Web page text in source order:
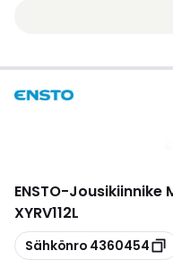
ENSTO-Jousikiinnike
XYRV112L
Kopioi
Sähkönro 4360454